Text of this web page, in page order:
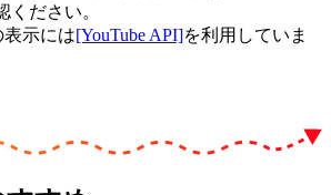
ください。
表示には[YouTube API]を利用していま